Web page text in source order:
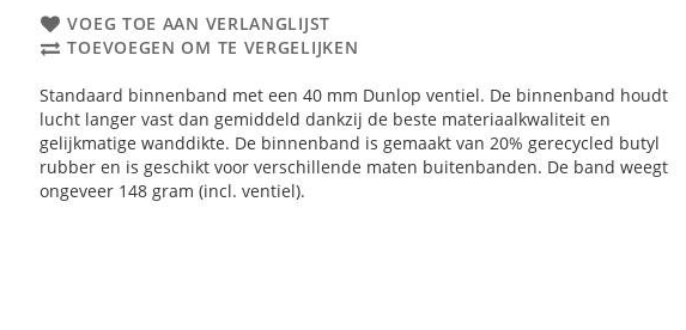
VOEG TOE AAN VERLANGLIJST
TOEVOEGEN OM TE VERGELIJKEN
Standaard binnenband met een 40 mm Dunlop ventiel. De binnenband houdt
lucht langer vast dan gemiddeld dankzij de beste materiaalkwaliteit en
gelijkmatige wanddikte. De binnenband is gemaakt van 20% gerecycled butyl
rubber en is geschikt voor verschillende maten buitenbanden. De band weegt
ongeveer 148 gram (incl. ventiel).